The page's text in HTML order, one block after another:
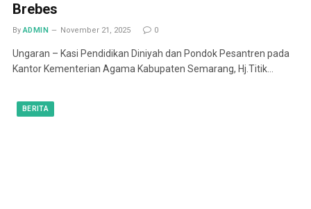
Brebes
By ADMIN November 21, 2025 0
Ungaran – Kasi Pendidikan Diniyah dan Pondok Pesantren pada
Kantor Kementerian Agama Kabupaten Semarang, Hj.Titik…
BERITA